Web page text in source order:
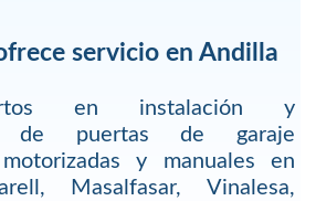
servicio en Andilla
en instalación y
de puertas de garaje
y manuales en
Masalfasar, Vinalesa,